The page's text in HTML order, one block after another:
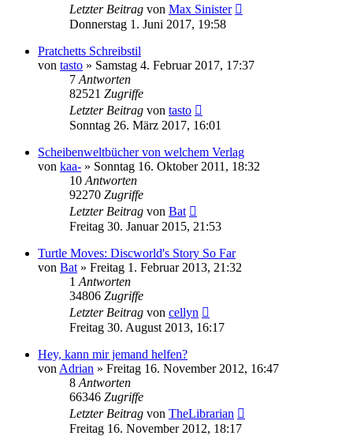
Letzter Beitrag von Max Sinister
Donnerstag 1. Juni 2017, 19:58
Pratchetts Schreibstil
von tasto » Samstag 4. Februar 2017, 17:37
7 Antworten
82521 Zugriffe
Letzter Beitrag von tasto
Sonntag 26. März 2017, 16:01
Scheibenweltbücher von welchem Verlag
von kaa- » Sonntag 16. Oktober 2011, 18:32
10 Antworten
92270 Zugriffe
Letzter Beitrag von Bat
Freitag 30. Januar 2015, 21:53
Turtle Moves: Discworld's Story So Far
von Bat » Freitag 1. Februar 2013, 21:32
1 Antworten
34806 Zugriffe
Letzter Beitrag von cellyn
Freitag 30. August 2013, 16:17
Hey, kann mir jemand helfen?
von Adrian » Freitag 16. November 2012, 16:47
8 Antworten
66346 Zugriffe
Letzter Beitrag von TheLibrarian
Freitag 16. November 2012, 18:17